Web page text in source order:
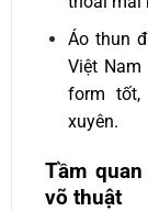
Áo thun
Việt
form
xuyên.
Tầm
võ thuật